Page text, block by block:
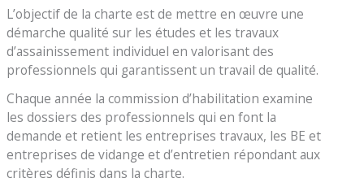
L’objectif de la charte est de mettre en œuvre une
démarche qualité sur les études et les travaux
d’assainissement individuel en valorisant des
professionnels qui garantissent un travail de qualité.
Chaque année la commission d’habilitation examine
les dossiers des professionnels qui en font la
demande et retient les entreprises travaux, les BE et
entreprises de vidange et d’entretien répondant aux
critères définis dans la charte.